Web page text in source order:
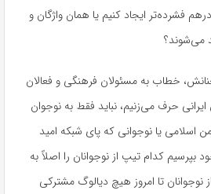
فشرده‌تر ایجاد کنیم یا همان واژگان و
می‌شوند؟
خطاب به مسئولان فرهنگی و فعالان
حرف می‌زنیم، نباید فقط به نوجوان
اسلامی یا نوجوانی که پای شبکه امید
بپرسیم کدام تیپ از نوجوانان را اصلاً به
نوجوانان تا امروز هیچ دیالوگ مشترکی